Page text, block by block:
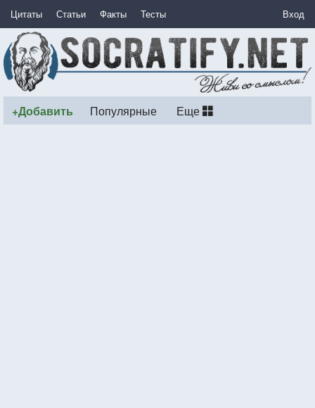
Цитаты Статьи Факты Тесты Вход
+Добавить Популярные Еще